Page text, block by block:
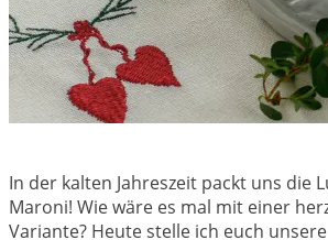
In der kalten Jahreszeit packt uns die
Maroni! Wie wäre es mal mit einer
Variante? Heute stelle ich euch unsere